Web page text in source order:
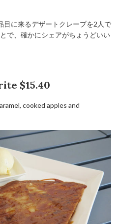
目に来るデザートクレープを2人で
で、確かにシェアがちょうどいい
$15.40
cooked apples and